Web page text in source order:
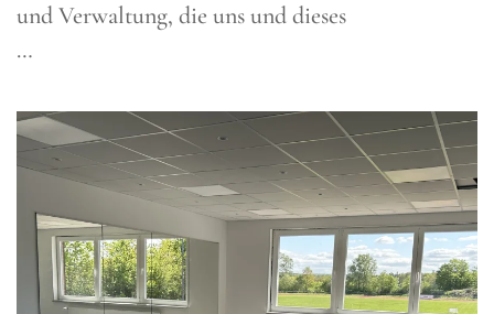
und Verwaltung, die uns und dieses
…